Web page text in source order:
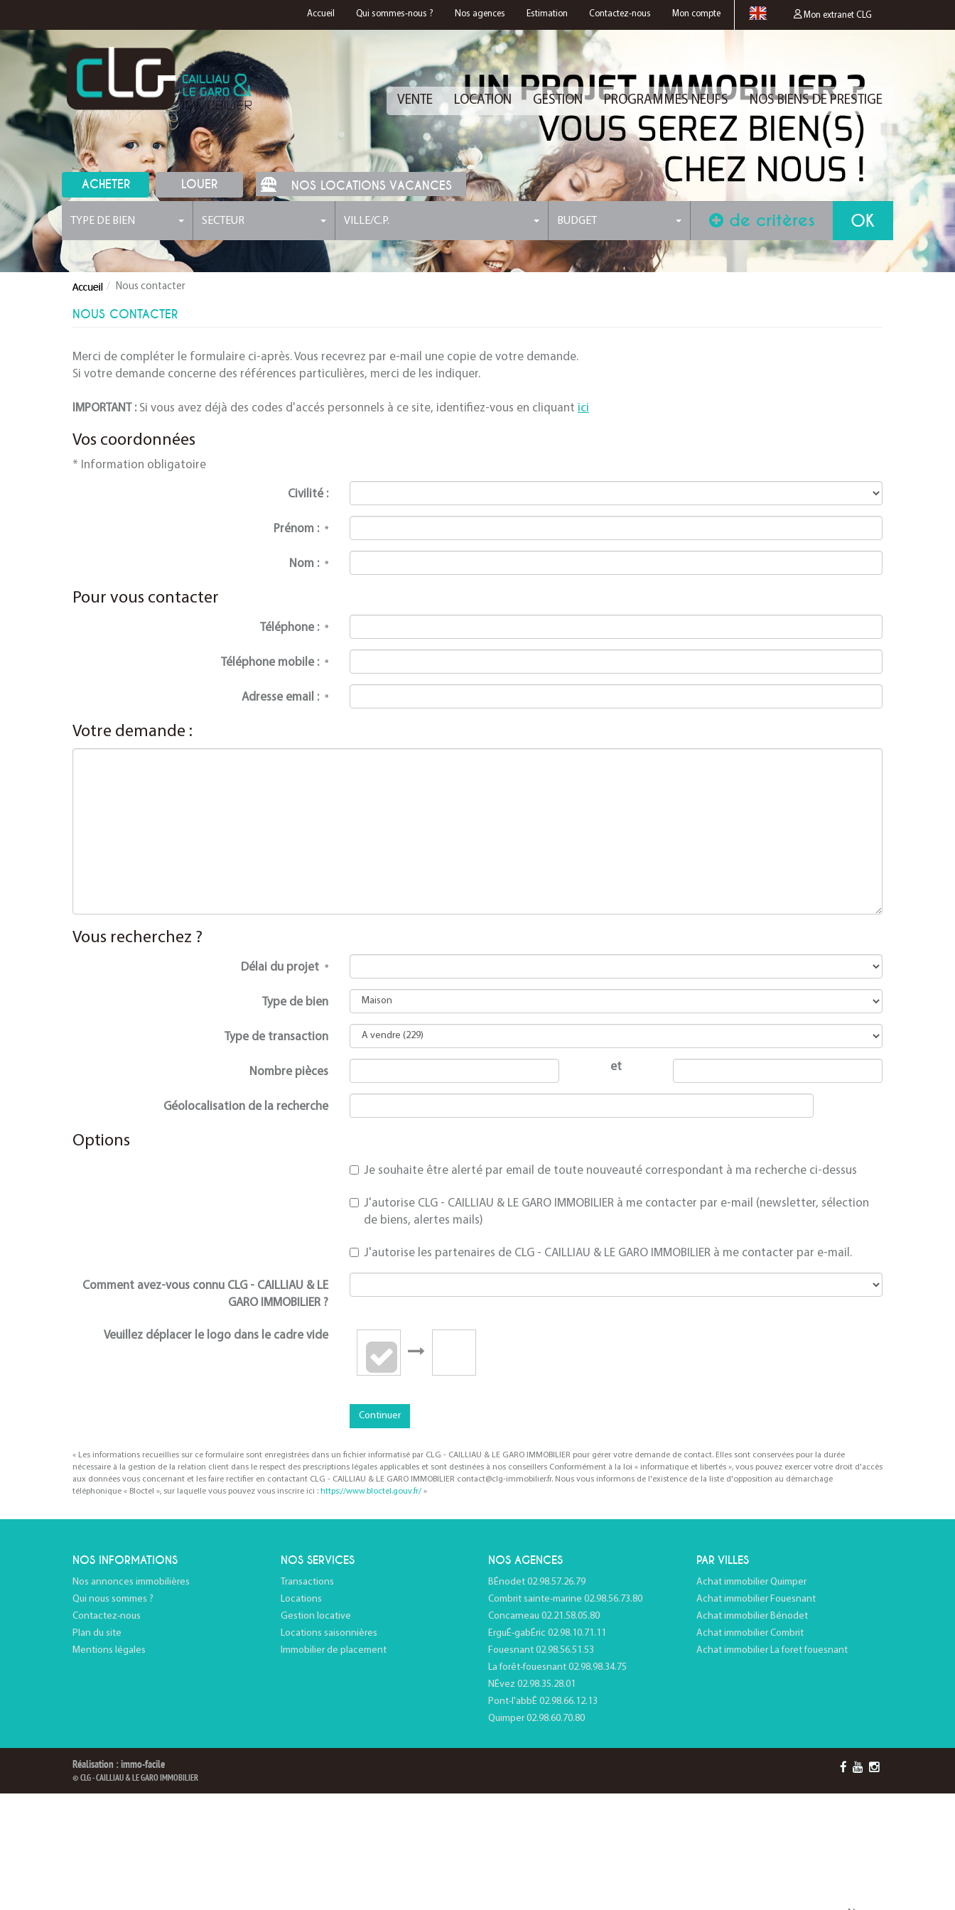
Mon extranet CLG
Accueil Qui sommes-nous ? Nos agences Estimation Contactez-nous Mon compte
VENTE LOCATION GESTION PROGRAMMES NEUFS NOS BIENS DE PRESTIGE
ACHETER LOUER NOS LOCATIONS VACANCES
TYPE DE BIEN SECTEUR VILLE/C.P. BUDGET de critères
Nous contacter
NOUS CONTACTER
Merci de compléter le formulaire ci-après. Vous recevrez par e-mail une copie de votre demande.
Si votre demande concerne des références particulières, merci de les indiquer.
IMPORTANT : Si vous avez déjà des codes d'accés personnels à ce site, identifiez-vous en cliquant ici
Vos coordonnées
* Information obligatoire
Civilité :
Prénom : *
Nom : *
Pour vous contacter
Téléphone : *
Téléphone mobile : *
Adresse email : *
Votre demande :
Vous recherchez ?
Délai du projet *
Type de bien
Type de transaction
Nombre pièces et
Géolocalisation de la recherche
Options
Je souhaite être alerté par email de toute nouveauté correspondant à ma recherche ci-dessus
J'autorise CLG - CAILLIAU & LE GARO IMMOBILIER à me contacter par e-mail (newsletter, sélection
de biens, alertes mails)
J'autorise les partenaires de CLG - CAILLIAU & LE GARO IMMOBILIER à me contacter par e-mail.
Comment avez-vous connu CLG - CAILLIAU & LE
GARO IMMOBILIER ?
Veuillez déplacer le logo dans le cadre vide
Continuer
« Les informations recueillies sur ce formulaire sont enregistrées dans un fichier informatisé par CLG - CAILLIAU & LE GARO IMMOBILIER pour gérer votre demande de contact. Elles sont conservées pour la durée
nécessaire à la gestion de la relation client dans le respect des prescriptions légales applicables et sont destinées à nos conseillers Conformément à la loi « informatique et libertés », vous pouvez exercer votre droit d'accès
aux données vous concernant et les faire rectifier en contactant CLG - CAILLIAU & LE GARO IMMOBILIER contact@clg-immobilier.fr. Nous vous informons de l'existence de la liste d'opposition au démarchage
téléphonique « Bloctel », sur laquelle vous pouvez vous inscrire ici : https://www.bloctel.gouv.fr/ »
NOS INFORMATIONS
Nos annonces immobilières
Qui nous sommes ?
Contactez-nous
Plan du site
Mentions légales
NOS SERVICES
Transactions
Locations
Gestion locative
Locations saisonnières
Immobilier de placement
NOS AGENCES
BÉnodet 02.98.57.26.79
Combrit sainte-marine 02.98.56.73.80
Concarneau 02.21.58.05.80
ErguÉ-gabÉric 02.98.10.71.11
Fouesnant 02.98.56.51.53
La forêt-fouesnant 02.98.98.34.75
NÉvez 02.98.35.28.01
Pont-l'abbÉ 02.98.66.12.13
Quimper 02.98.60.70.80
PAR VILLES
Achat immobilier Quimper
Achat immobilier Fouesnant
Achat immobilier Bénodet
Achat immobilier Combrit
Achat immobilier La foret fouesnant
Réalisation : immo-facile
© CLG - CAILLIAU & LE GARO IMMOBILIER